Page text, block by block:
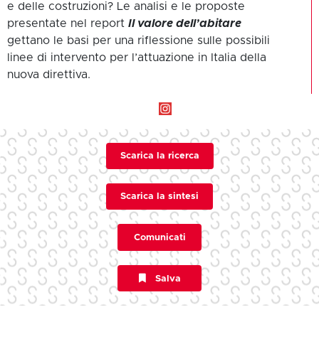
e delle costruzioni? Le analisi e le proposte
presentate nel report Il valore dell’abitare
gettano le basi per una riflessione sulle possibili
linee di intervento per l’attuazione in Italia della
nuova direttiva.
Scarica la ricerca
Scarica la sintesi
Comunicati
Salva